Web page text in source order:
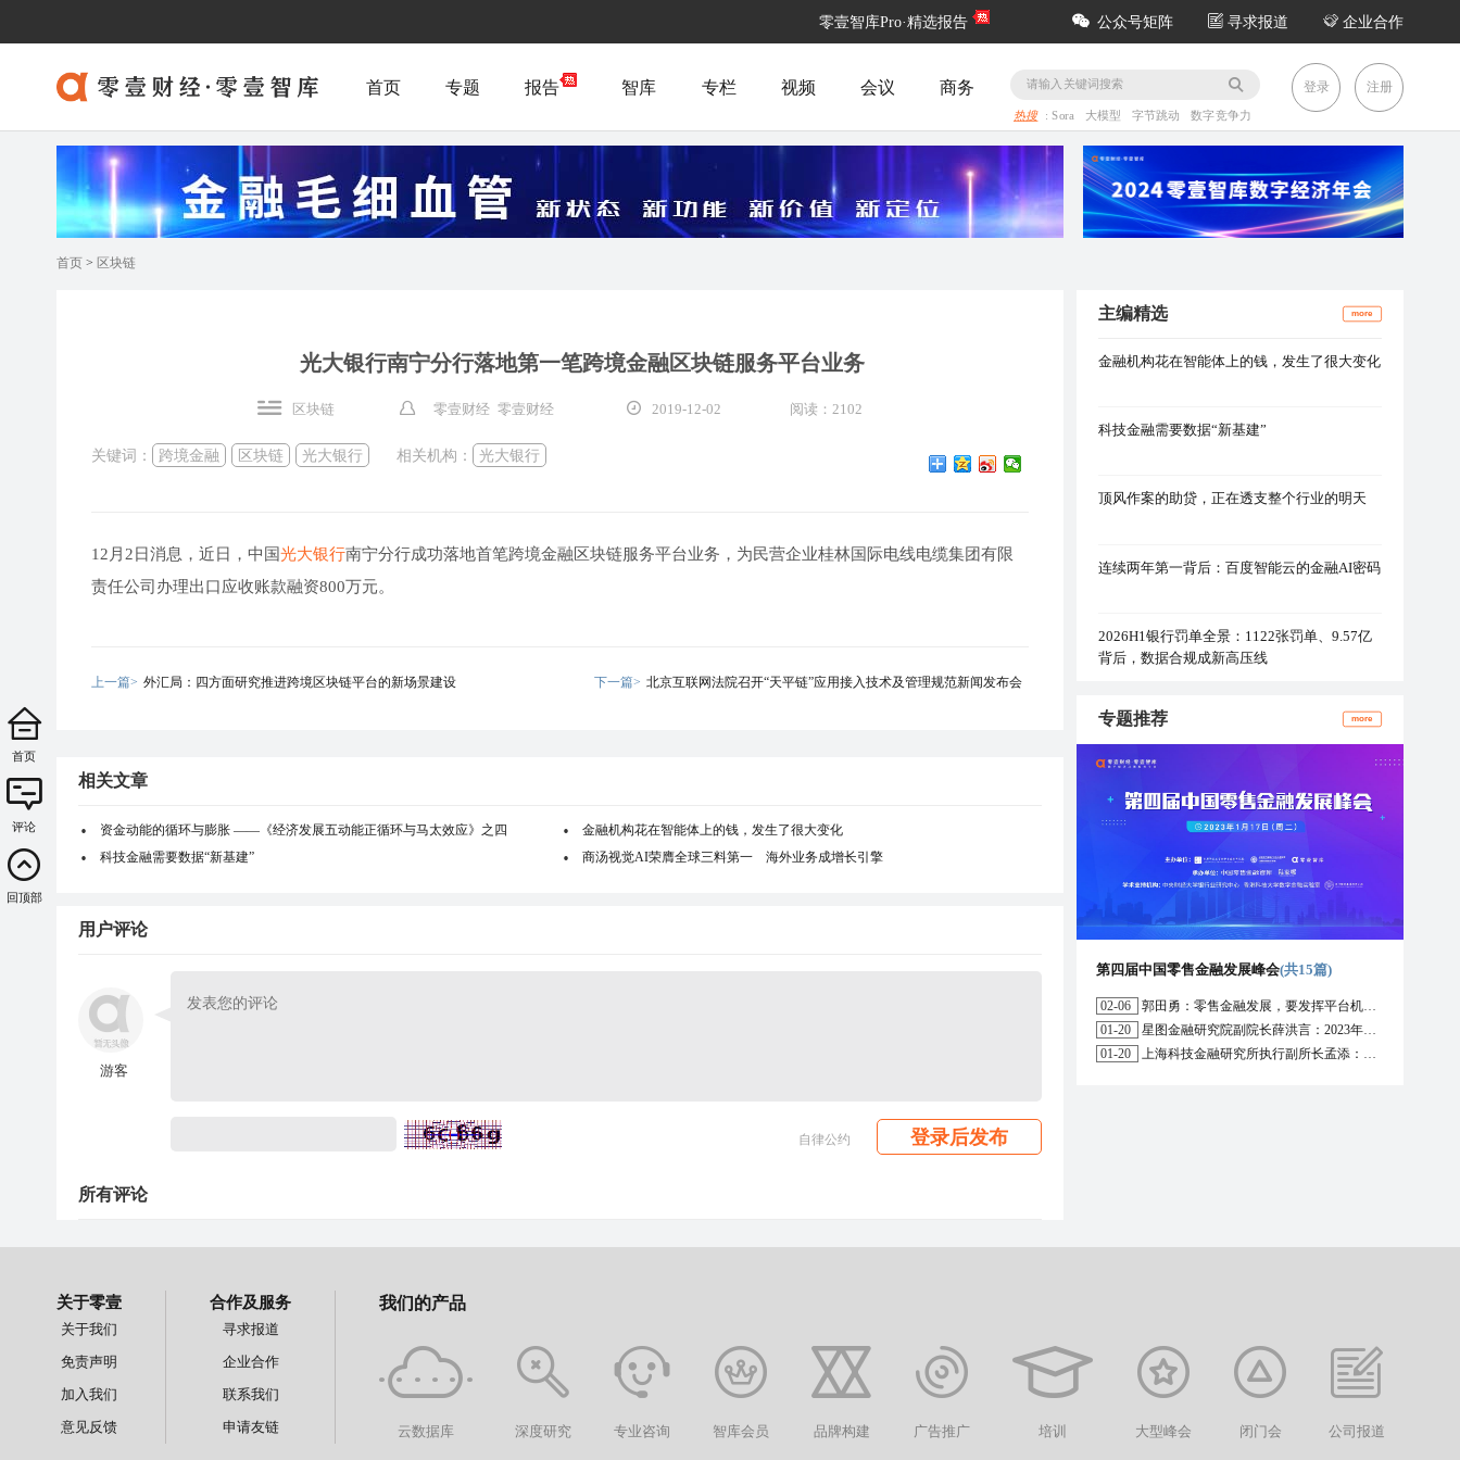
零壹智库Pro·精选报告 公众号矩阵 寻求报道 企业合作
首页 专题 报告 智库 专栏 视频 会议 商务
热搜 :Sora 大模型 字节跳动 数字竞争力
登录 注册
首页 > 区块链
光大银行南宁分行落地第一笔跨境金融区块链服务平台业务
区块链 零壹财经 零壹财经 2019-12-02 阅读：2102
关键词： 跨境金融 区块链 光大银行 相关机构： 光大银行
12月2日消息，近日，中国光大银行南宁分行成功落地首笔跨境金融区块链服务平台业务，为民营企业桂林国际电线电缆集团有限
责任公司办理出口应收账款融资800万元。
上一篇> 外汇局：四方面研究推进跨境区块链平台的新场景建设 下一篇> 北京互联网法院召开“天平链”应用接入技术及管理规范新闻发布会
相关文章
资金动能的循环与膨胀 ——《经济发展五动能正循环与马太效应》之四
金融机构花在智能体上的钱，发生了很大变化
科技金融需要数据“新基建”
商汤视觉AI荣膺全球三料第一 海外业务成增长引擎
用户评论
游客
自律公约 登录后发布
所有评论
主编精选 more
金融机构花在智能体上的钱，发生了很大变化
科技金融需要数据“新基建”
顶风作案的助贷，正在透支整个行业的明天
连续两年第一背后：百度智能云的金融AI密码
2026H1银行罚单全景：1122张罚单、9.57亿
背后，数据合规成新高压线
专题推荐 more
第四届中国零售金融发展峰会(共15篇)
02-06
郭田勇：零售金融发展，要发挥平台机构的作用
01-20
星图金融研究院副院长薛洪言：2023年消费信贷或迎来新起点
01-20
上海科技金融研究所执行副所长孟添：开放银行与嵌入式金融为数字普惠金融带来更大发展空间
首页
评论
回顶部
关于零壹
关于我们
免责声明
加入我们
意见反馈
合作及服务
寻求报道
企业合作
联系我们
申请友链
我们的产品
云数据库 深度研究 专业咨询 智库会员 品牌构建 广告推广 培训 大型峰会 闭门会 公司报道